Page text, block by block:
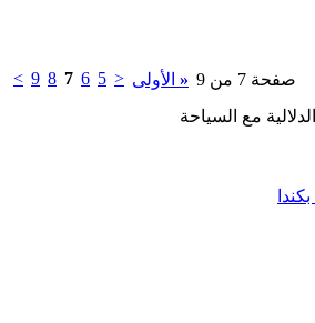
صفحة 7 من 9 « الأولى <
5
6
7
8
9
>
مع السياحة